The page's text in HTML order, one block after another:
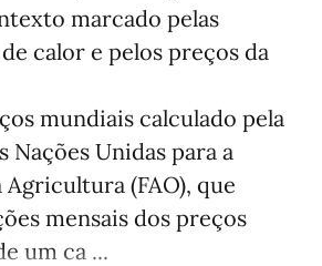
marcado pelas
calor e pelos preços da
mundiais calculado pela
Nações Unidas para a
Agricultura (FAO), que
mensais dos preços
um ca ...